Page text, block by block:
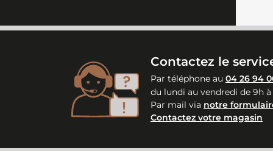
Contactez le
Par téléphone au 04 26 94
du lundi au vendredi de 9h à
Par mail via notre
Contactez votre magasin